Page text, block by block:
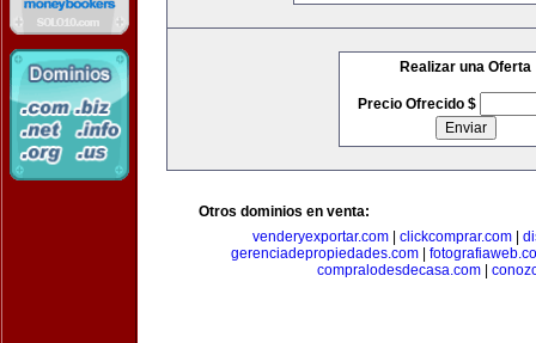
Realizar una Oferta
Precio Ofrecido $
Otros dominios en venta:
venderyexportar.com
clickcomprar.com
gerenciadepropiedades.com|
compralodesdecasa.com|